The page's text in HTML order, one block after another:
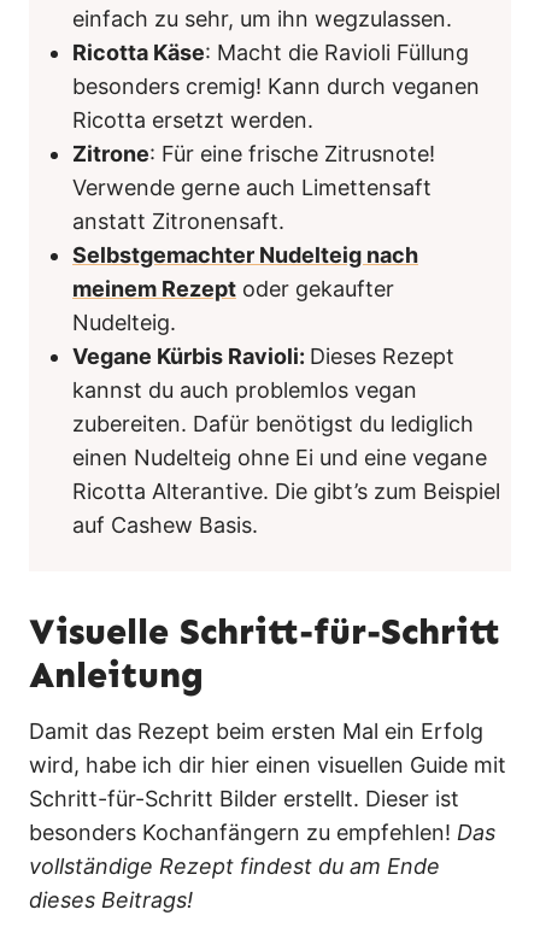
einfach zu sehr, um ihn wegzulassen.
Ricotta Käse: Macht die Ravioli Füllung
besonders cremig! Kann durch veganen
Ricotta ersetzt werden.
Zitrone: Für eine frische Zitrusnote!
Verwende gerne auch Limettensaft
anstatt Zitronensaft.
Selbstgemachter Nudelteig nach
meinem Rezept oder gekaufter
Nudelteig.
Vegane Kürbis Ravioli: Dieses Rezept
kannst du auch problemlos vegan
zubereiten. Dafür benötigst du lediglich
einen Nudelteig ohne Ei und eine vegane
Ricotta Alterantive. Die gibt’s zum Beispiel
auf Cashew Basis.
Visuelle Schritt-für-Schritt
Anleitung
Damit das Rezept beim ersten Mal ein Erfolg
wird, habe ich dir hier einen visuellen Guide mit
Schritt-für-Schritt Bilder erstellt. Dieser ist
besonders Kochanfängern zu empfehlen! Das
vollständige Rezept findest du am Ende
dieses Beitrags!